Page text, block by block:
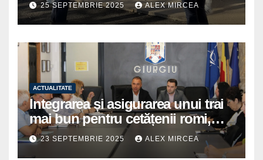
25 SEPTEMBRIE 2025 ALEX MIRCEA
ACTUALITATE
Integrarea și asigurarea unui trai
mai bun pentru cetățenii romi,
prioritate pentru instituțiile
publice giurgiuvene
23 SEPTEMBRIE 2025 ALEX MIRCEA